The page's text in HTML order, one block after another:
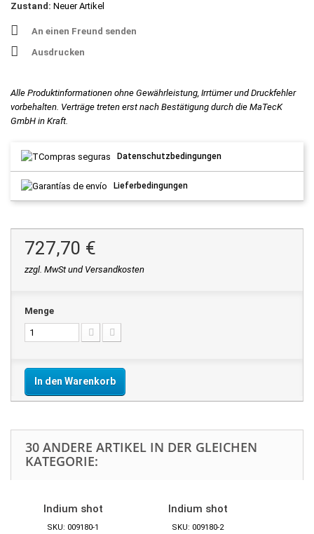
Zustand: Neuer Artikel
An einen Freund senden
Ausdrucken
Alle Produktinformationen ohne Gewährleistung, Irrtümer und Druckfehler
vorbehalten. Verträge treten erst nach Bestätigung durch die MaTecK
GmbH in Kraft.
Datenschutzbedingungen
Lieferbedingungen
727,70 €
zzgl. MwSt und Versandkosten
Menge
In den Warenkorb
30 ANDERE ARTIKEL IN DER GLEICHEN
KATEGORIE:
Indium shot
SKU: 009180-1
Indium shot
SKU: 009180-2